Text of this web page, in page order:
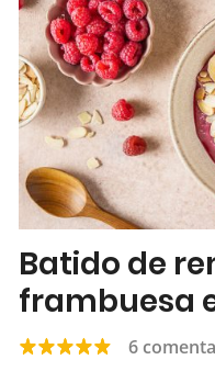
Batido de
frambuesa
6